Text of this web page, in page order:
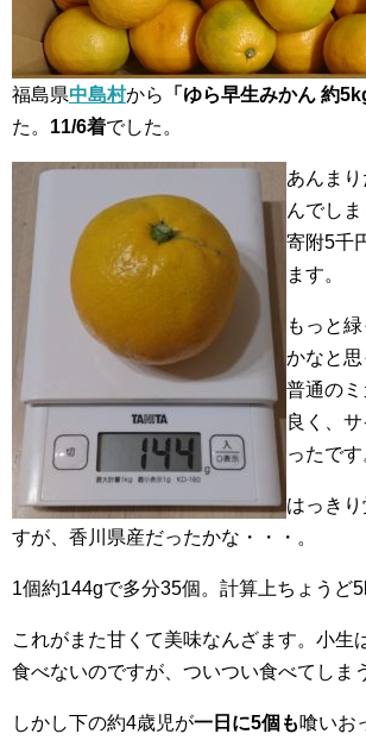
福島県中島村から 「ゆら早生みかん 約
た。 11/6着でした。
あんま
んでしま
寄附5千
ます。
もっと
かなと思
普通の
良く、
ったです
はっき
すが、香川県産だったかな・・・。
1個約144gで多分35個。計算上ちょうど
これがまた甘くて美味なんざます。小生
食べないのですが、ついつい食べてしま
しかし下の約4歳児が一日に5個も喰いお